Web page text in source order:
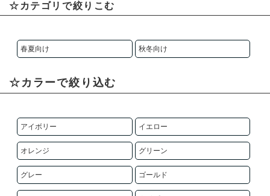
☆カテゴリで絞りこむ
春夏向け 秋冬向け
☆カラーで絞り込む
アイボリー イエロー
オレンジ グリーン
グレー ゴールド